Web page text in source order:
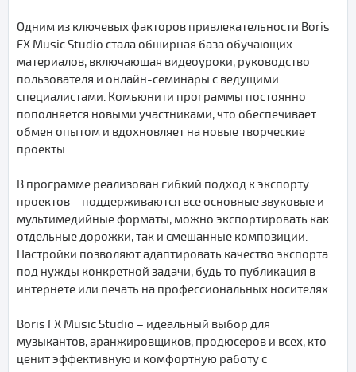
Одним из ключевых факторов привлекательности Boris
FX Music Studio стала обширная база обучающих
материалов, включающая видеоуроки, руководство
пользователя и онлайн-семинары с ведущими
специалистами. Комьюнити программы постоянно
пополняется новыми участниками, что обеспечивает
обмен опытом и вдохновляет на новые творческие
проекты.
В программе реализован гибкий подход к экспорту
проектов – поддерживаются все основные звуковые и
мультимедийные форматы, можно экспортировать как
отдельные дорожки, так и смешанные композиции.
Настройки позволяют адаптировать качество экспорта
под нужды конкретной задачи, будь то публикация в
интернете или печать на профессиональных носителях.
Boris FX Music Studio – идеальный выбор для
музыкантов, аранжировщиков, продюсеров и всех, кто
ценит эффективную и комфортную работу с